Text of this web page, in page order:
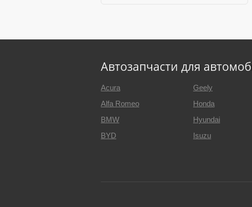
Автозапчасти для
Acura
Alfa Romeo
BMW
BYD
Geely
Honda
Hyundai
Isuzu